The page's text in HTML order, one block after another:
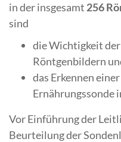
in der insgesamt 256
sind
die Wichtigkeit
Röntgenbildern
das Erkennen
Ernährungssonde
Vor Einführung der
Beurteilung der